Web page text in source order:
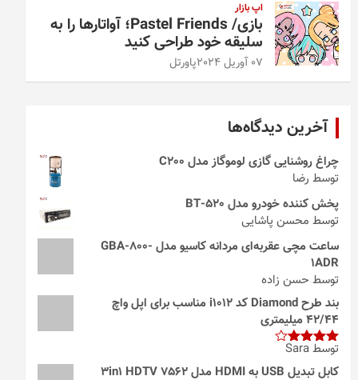
اپ بازار
بازی/ Pastel Friends؛ آواتارها را به
سلیقه خود طراحی کنید
07 آوریل 2024 پاورتل
آخرین دیدگاه‌ها
چراغ روشنایی گازی لوموگاز مدل C200
توسط رضا
پخش کننده خودرو مدل 520-BT
توسط محسن پاشایی
ساعت مچی عقربه‌ای مردانه کاسیو مدل GBA-800-
1ADR
توسط حسن زاده
بند طرح Diamond کد i1012 مناسب برای اپل واچ
42/44 میلیمتری
امتیاز4
از 5
توسط Sara
کابل تبدیل USB به HDMI مدل 3in1 HDTV 7562